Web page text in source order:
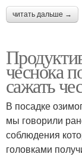
читать дальше →
чеснока
сажать
В посадке
мы говорили
соблюдения
головками